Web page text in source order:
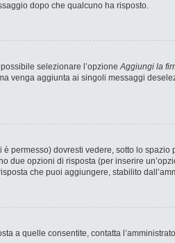
dopo che qualcuno ha risposto.
selezionare l’opzioneAggiungi la
venga aggiunta ai singoli messaggi
dovresti vedere, sotto lo
opzioni di risposta (per inserire
che puoi aggiungere, stabilito
a quelle consentite, contatta